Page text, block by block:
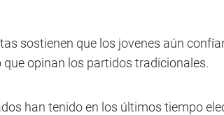
sostienen que los jovenes aún
opinan los partidos tradicionales.
han tenido en los últimos tiempo